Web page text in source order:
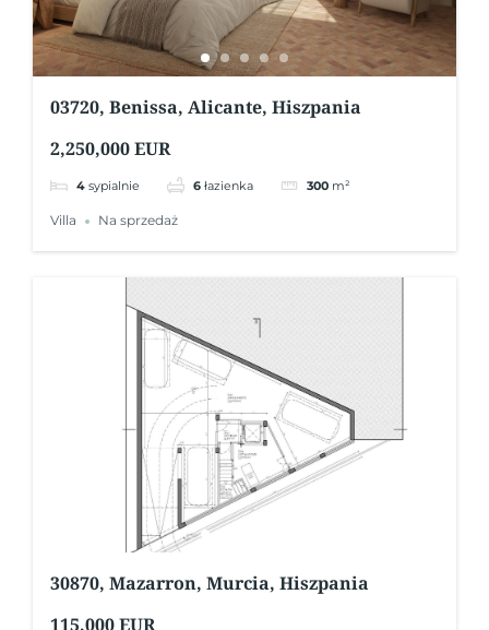
03720, Benissa, Alicante, Hiszpania
2,250,000 EUR
4 sypialnie 6 łazienka 300 m²
Villa Na sprzedaż
30870, Mazarron, Murcia, Hiszpania
115,000 EUR